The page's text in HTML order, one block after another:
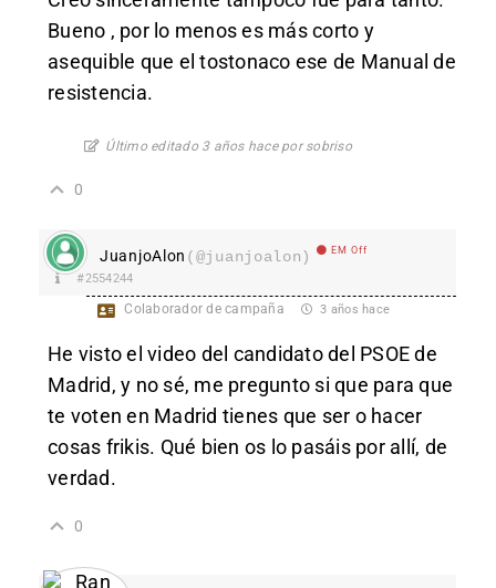
Bueno , por lo menos es más corto y
asequible que el tostonaco ese de Manual de
resistencia.
Último editado 3 años hace por sobriso
0
JuanjoAlon (@juanjoalon) EM Off
#2554244
Colaborador de campaña 3 años hace
He visto el video del candidato del PSOE de
Madrid, y no sé, me pregunto si que para que
te voten en Madrid tienes que ser o hacer
cosas frikis. Qué bien os lo pasáis por allí, de
verdad.
0